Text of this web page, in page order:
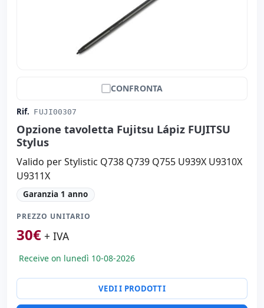
CONFRONTA
Rif. FUJI00307
Opzione tavoletta Fujitsu Lápiz FUJITSU
Stylus
Valido per Stylistic Q738 Q739 Q755 U939X U9310X
U9311X
Garanzia 1 anno
PREZZO UNITARIO
30€ + IVA
Receive on lunedì 10-08-2026
VEDI I PRODOTTI